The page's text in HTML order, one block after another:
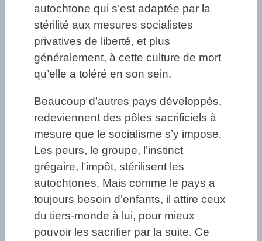
autochtone qui s’est adaptée par la
stérilité aux mesures socialistes
privatives de liberté, et plus
généralement, à cette culture de mort
qu’elle a toléré en son sein.
Beaucoup d’autres pays développés,
redeviennent des pôles sacrificiels à
mesure que le socialisme s’y impose.
Les peurs, le groupe, l’instinct
grégaire, l’impôt, stérilisent les
autochtones. Mais comme le pays a
toujours besoin d’enfants, il attire ceux
du tiers-monde à lui, pour mieux
pouvoir les sacrifier par la suite. Ce